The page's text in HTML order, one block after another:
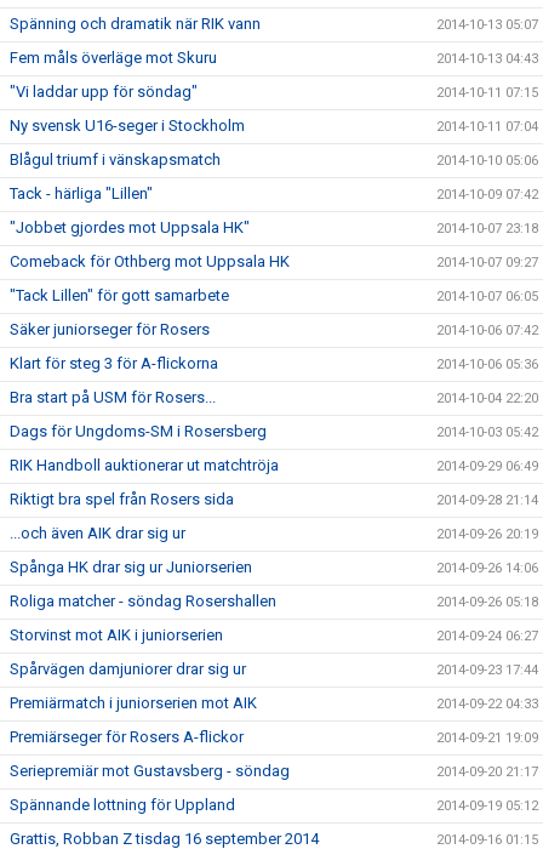
Spänning och dramatik när RIK vann 2014-10-13 05:07
Fem måls överläge mot Skuru 2014-10-13 04:43
"Vi laddar upp för söndag" 2014-10-11 07:15
Ny svensk U16-seger i Stockholm 2014-10-11 07:04
Blågul triumf i vänskapsmatch 2014-10-10 05:06
Tack - härliga "Lillen" 2014-10-09 07:42
"Jobbet gjordes mot Uppsala HK" 2014-10-07 23:18
Comeback för Othberg mot Uppsala HK 2014-10-07 09:27
"Tack Lillen" för gott samarbete 2014-10-07 06:05
Säker juniorseger för Rosers 2014-10-06 07:42
Klart för steg 3 för A-flickorna 2014-10-06 05:36
Bra start på USM för Rosers... 2014-10-04 22:20
Dags för Ungdoms-SM i Rosersberg 2014-10-03 05:42
RIK Handboll auktionerar ut matchtröja 2014-09-29 06:49
Riktigt bra spel från Rosers sida 2014-09-28 21:14
...och även AIK drar sig ur 2014-09-26 20:19
Spånga HK drar sig ur Juniorserien 2014-09-26 14:06
Roliga matcher - söndag Rosershallen 2014-09-26 05:18
Storvinst mot AIK i juniorserien 2014-09-24 06:27
Spårvägen damjuniorer drar sig ur 2014-09-23 17:44
Premiärmatch i juniorserien mot AIK 2014-09-22 04:33
Premiärseger för Rosers A-flickor 2014-09-21 19:09
Seriepremiär mot Gustavsberg - söndag 2014-09-20 21:17
Spännande lottning för Uppland 2014-09-19 05:12
Grattis, Robban Z tisdag 16 september 2014 2014-09-16 01:15